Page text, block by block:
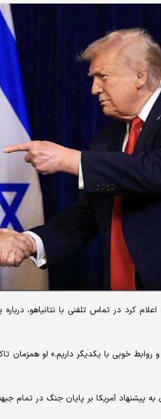
اعلام کرد در تماس تلفنی با نتانیاهو،
خوبی با یکدیگر داریم.» او همزمان
به پیشنهاد آمریکا بر پایان جنگ در تمام